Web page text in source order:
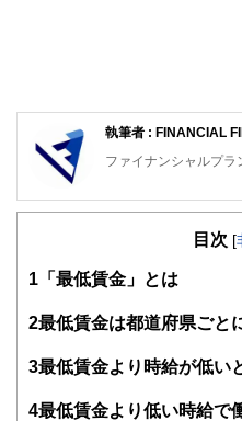
執筆者 : FINANCIAL
ファイナンシャルプラ
FinancialField編集部
知識がない方でも理
得者を中心に「お金
験者で構成され、企画
護士、税理士、宅地建
目次 [
1 「最低賃金」とは
2最低賃金は都道府県ごと
3最低賃金より時給が低い
4最低賃金より低い時給で